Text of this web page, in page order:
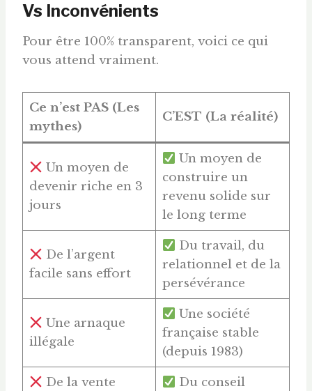
Vs Inconvénients
Pour être 100% transparent, voici ce qui
vous attend vraiment.
Ce n’est PAS (Les
mythes)
C’EST (La réalité)
Un moyen de
devenir riche en 3
jours
Un moyen de
construire un
revenu solide sur
le long terme
De l’argent
facile sans effort
Du travail, du
relationnel et de la
persévérance
Une arnaque
illégale
Une société
française stable
(depuis 1983)
De la vente
Du conseil